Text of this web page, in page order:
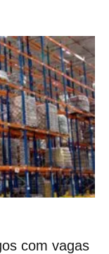
com vagas